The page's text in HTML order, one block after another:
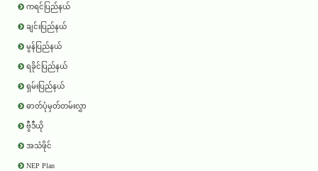
ကရင်ပြည်နယ်
ချင်းပြည်နယ်
မွန်ပြည်နယ်
ရခိုင်ပြည်နယ်
ရှမ်းပြည်နယ်
ဓာတ်ပုံမှတ်တမ်းလွှာ
ဗွီဒီယို
အသံဖိုင်
NEP Plan